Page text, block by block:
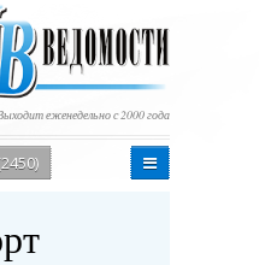
еженедельно с 2000 года